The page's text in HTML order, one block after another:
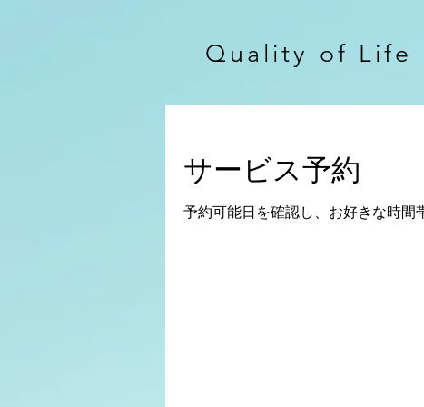
Quality of Life
サービス予約
予約可能日を確認し、お好きな時間